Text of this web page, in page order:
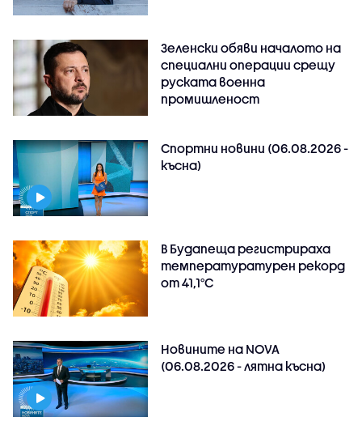
Зеленски обяви началото на
специални операции срещу
руската военна
промишленост
Спортни новини (06.08.2026 -
късна)
В Будапеща регистрираха
температуратурен рекорд
от 41,1°C
Новините на NOVA
(06.08.2026 - лятна късна)